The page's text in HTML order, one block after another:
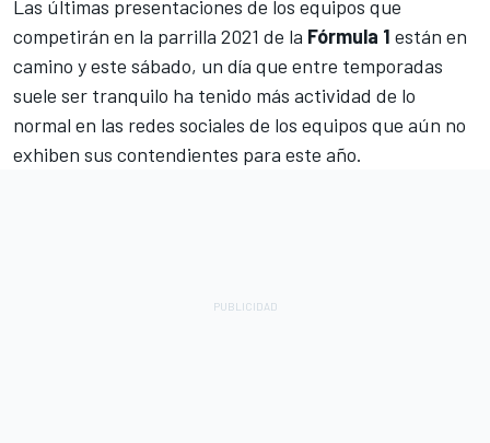
Las últimas presentaciones de los equipos que
competirán en la parrilla 2021 de la Fórmula 1 están en
camino y este sábado, un día que entre temporadas
suele ser tranquilo ha tenido más actividad de lo
normal en las redes sociales de los equipos que aún no
exhiben sus contendientes para este año.